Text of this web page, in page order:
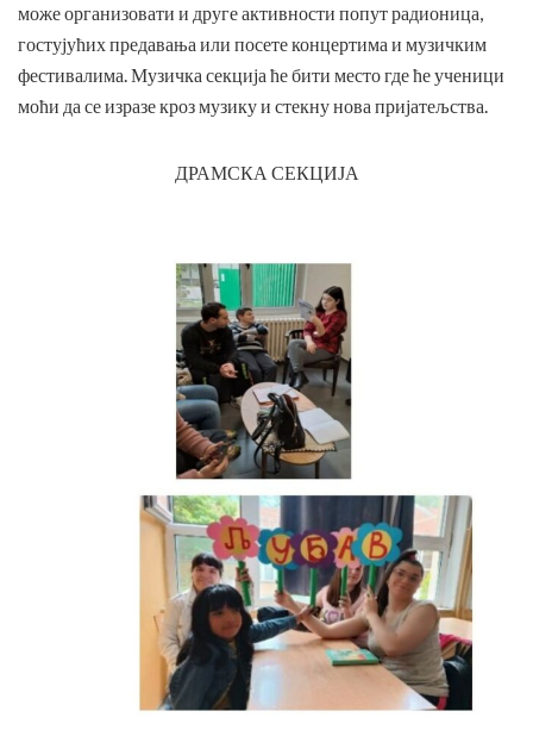
може организовати и друге активности попут радионица,
гостујућих предавања или посете концертима и музичким
фестивалима. Музичка секција ће бити место где ће ученици
моћи да се изразе кроз музику и стекну нова пријатељства.
ДРАМСКА СЕКЦИЈА